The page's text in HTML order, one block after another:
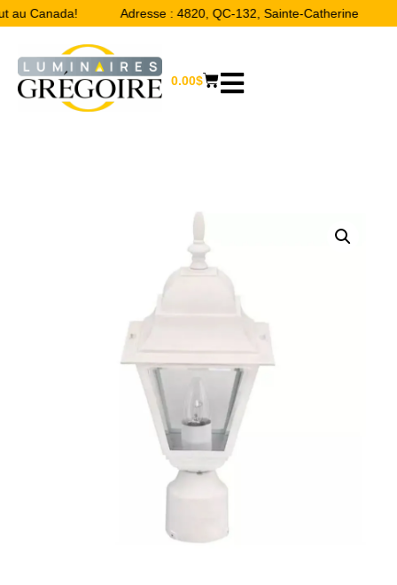
au Canada! Adresse : 4820, QC-132, Sainte-Catherine
0.00$